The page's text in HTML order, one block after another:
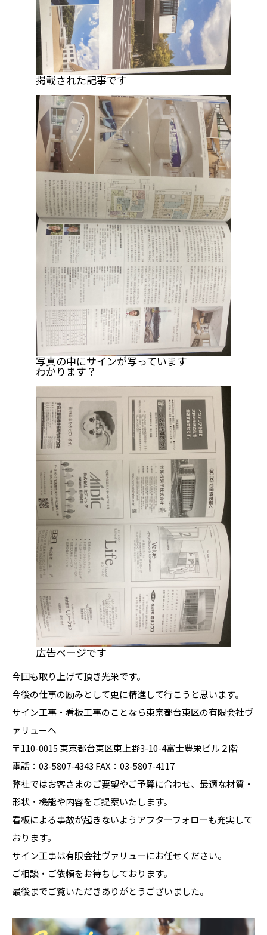
掲載された記事です
写真の中にサインが写っています
わかります？
広告ページです
今回も取り上げて頂き光栄です。
今後の仕事の励みとして更に精進して行こうと思います。
サイン工事・看板工事のことなら東京都台東区の有限会社ヴ
ァリューへ
〒110-0015 東京都台東区東上野3-10-4富士豊栄ビル２階
電話：03-5807-4343 FAX：03-5807-4117
弊社ではお客さまのご要望やご予算に合わせ、最適な材質・
形状・機能や内容をご提案いたします。
看板による事故が起きないようアフターフォローも充実して
おります。
サイン工事は有限会社ヴァリューにお任せください。
ご相談・ご依頼をお待ちしております。
最後までご覧いただきありがとうございました。